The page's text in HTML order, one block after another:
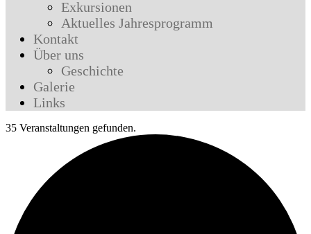
Exkursionen
Aktuelles Jahresprogramm
Kontakt
Über uns
Geschichte
Galerie
Links
35 Veranstaltungen gefunden.